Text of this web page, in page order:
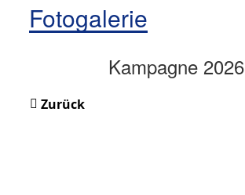
Fotogalerie
Kampagne 2026
Zurück